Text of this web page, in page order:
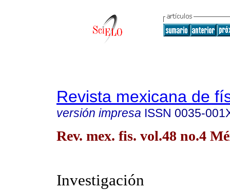
Revista mexicana de
versión impresa ISSN 0035-
Rev. mex. fis. vol.48 no.4
Investigación